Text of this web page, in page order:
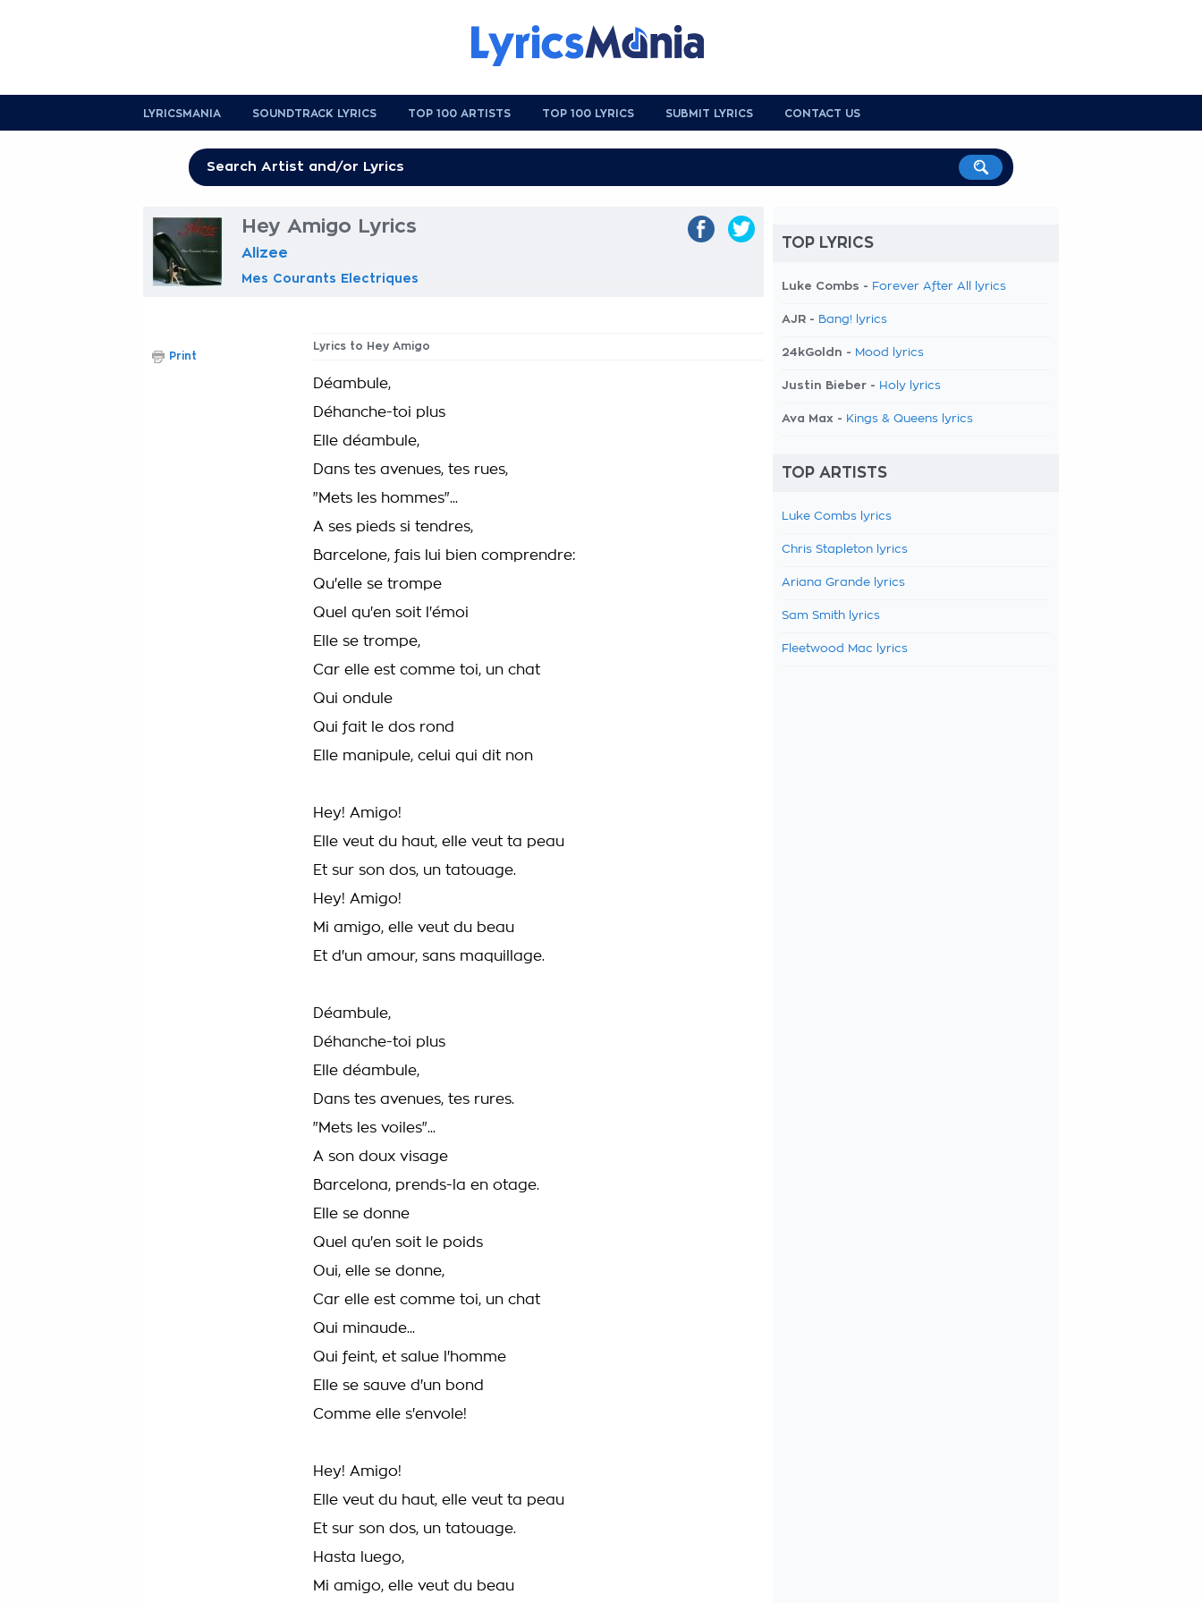
LYRICSMANIA SOUNDTRACK LYRICS TOP 100 ARTISTS TOP 100 LYRICS SUBMIT LYRICS CONTACT US
Hey Amigo Lyrics
Alizee
Mes Courants Electriques
Lyrics to Hey Amigo
Déambule,
Déhanche-toi plus
Elle déambule,
Dans tes avenues, tes rues,
"Mets les hommes"...
A ses pieds si tendres,
Barcelone, fais lui bien comprendre:
Qu'elle se trompe
Quel qu'en soit l'émoi
Elle se trompe,
Car elle est comme toi, un chat
Qui ondule
Qui fait le dos rond
Elle manipule, celui qui dit non
Hey! Amigo!
Elle veut du haut, elle veut ta peau
Et sur son dos, un tatouage.
Hey! Amigo!
Mi amigo, elle veut du beau
Et d'un amour, sans maquillage.
Déambule,
Déhanche-toi plus
Elle déambule,
Dans tes avenues, tes rures.
"Mets les voiles"...
A son doux visage
Barcelona, prends-la en otage.
Elle se donne
Quel qu'en soit le poids
Oui, elle se donne,
Car elle est comme toi, un chat
Qui minaude...
Qui feint, et salue l'homme
Elle se sauve d'un bond
Comme elle s'envole!
Hey! Amigo!
Elle veut du haut, elle veut ta peau
Et sur son dos, un tatouage.
Hasta luego,
Mi amigo, elle veut du beau
Print
TOP LYRICS
Luke Combs - Forever After All lyrics
AJR - Bang! lyrics
24kGoldn - Mood lyrics
Justin Bieber - Holy lyrics
Ava Max - Kings & Queens lyrics
TOP ARTISTS
Luke Combs lyrics
Chris Stapleton lyrics
Ariana Grande lyrics
Sam Smith lyrics
Fleetwood Mac lyrics